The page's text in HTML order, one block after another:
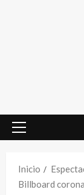
Menú
Inicio
Billboard